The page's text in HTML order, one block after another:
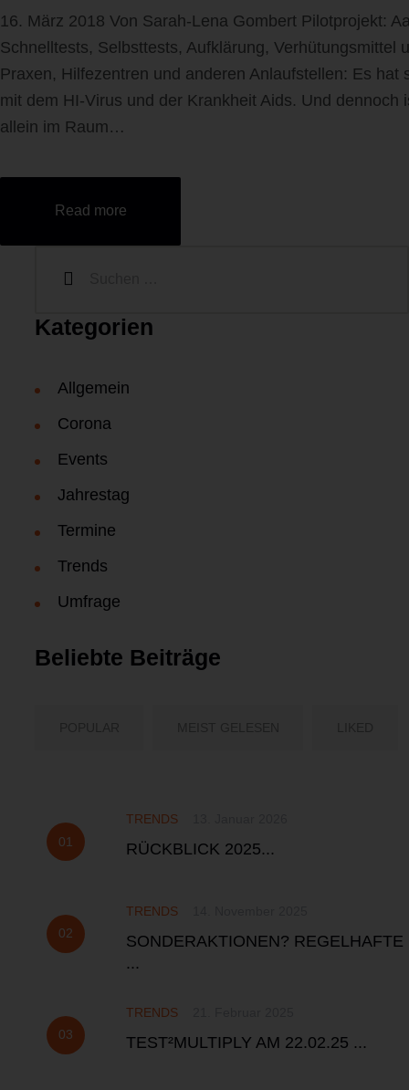
16. März 2018 Von Sarah-Lena Gombert Pilotprojekt:
Schnelltests, Selbsttests, Aufklärung,
Praxen, Hilfezentren und anderen Anlaufstellen: Es
mit dem HI-Virus und der Krankheit Aids. Und
allein im Raum…
Read more
Kategorien
Allgemein
Corona
Events
Jahrestag
Termine
Trends
Umfrage
Beliebte Beiträge
TRENDS
RÜCKBLICK 2025...
TRENDS
SONDERAKTIONEN? REGELHAFTE
...
TRENDS
TEST²MULTIPLY AM 22.02.25 ...